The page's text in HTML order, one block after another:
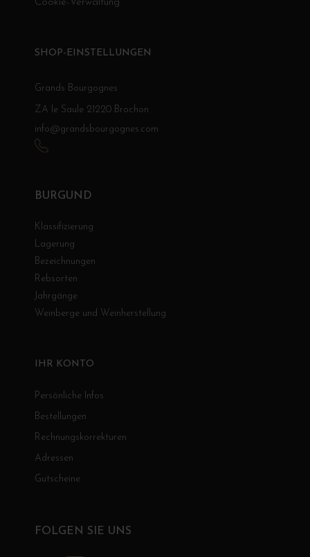
Cookie-Verwaltung
BURGUND
Klassifizierung
Lagerung
Bezeichnungen
Rebsorten
Jahrgänge
Weinberge und Weinherstellung
IHR KONTO
Persönliche Infos
Bestellungen
Rechnungskorrekturen
Adressen
Gutscheine
SHOP-EINSTELLUNGEN
Grands Bourgognes
ZA le Saule 21220 Brochon
info@grandsbourgognes.com
FOLGEN SIE UNS